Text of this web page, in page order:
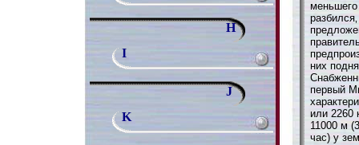
H
I
J
K
них
первый
или 2260
11000 м
час) у